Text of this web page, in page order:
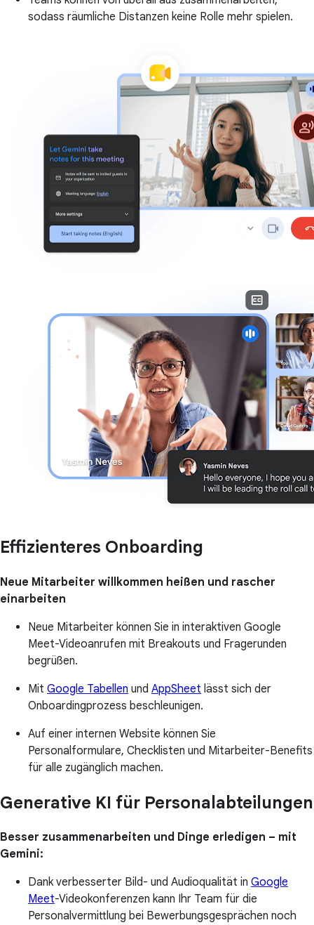
sodass räumliche Distanzen keine Rolle mehr spielen.
Effizienteres Onboarding
Neue Mitarbeiter willkommen heißen und rascher
einarbeiten
Neue Mitarbeiter können Sie in interaktiven Google
Meet-Videoanrufen mit Breakouts und Fragerunden
begrüßen.
Mit Google Tabellen und AppSheet lässt sich der
Onboardingprozess beschleunigen.
Auf einer internen Website können Sie
Personalformulare, Checklisten und Mitarbeiter-Benefits
für alle zugänglich machen.
Generative KI für Personalabteilungen
Besser zusammenarbeiten und Dinge erledigen – mit
Gemini:
Dank verbesserter Bild- und Audioqualität in Google
Meet-Videokonferenzen kann Ihr Team für die
Personalvermittlung bei Bewerbungsgesprächen noch